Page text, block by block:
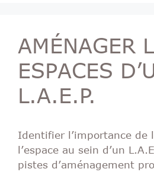
AMÉNAGER
ESPACES
L.A.E.P.
Identifier l’importance de
l’espace au sein d’un
pistes d’aménagement